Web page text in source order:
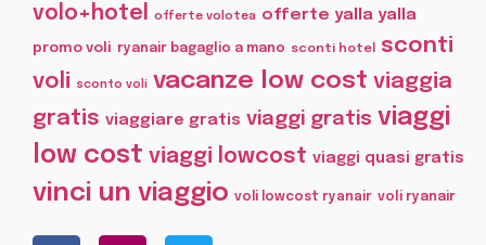
volo+hotel offerte volotea offerte yalla yalla
promo voli ryanair bagaglio a mano sconti hotel
sconti
voli
sconto voli vacanze low cost viaggia
gratis viaggiare gratis viaggi gratis viaggi
low cost viaggi lowcost viaggi quasi gratis
vinci un viaggio voli lowcost ryanair voli ryanair